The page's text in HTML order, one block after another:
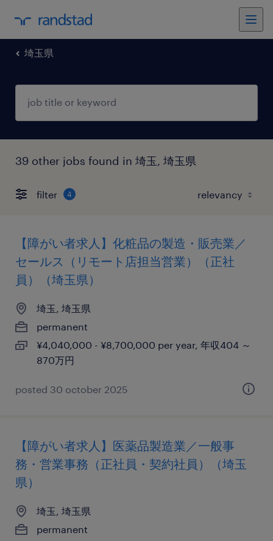
埼玉県
39 other jobs found in 埼玉, 埼玉県
filter 4
【障がい者求人】化粧品の製造・販売業／
セールス（リモート店担当営業）（正社
員）（埼玉県）
埼玉, 埼玉県
permanent
¥4,040,000 - ¥8,700,000 per year, 年収404 ～
870万円
posted 30 october 2025
【障がい者求人】医薬品製造業／一般事
務・営業事務（正社員・契約社員）（埼玉
県）
埼玉, 埼玉県
permanent